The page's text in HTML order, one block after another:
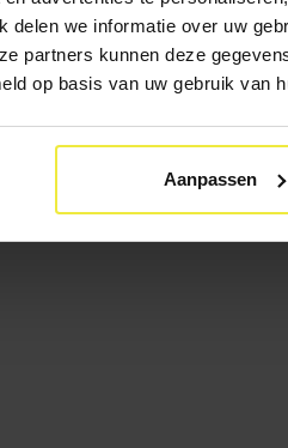
delen we informatie over uw
partners kunnen deze
op basis van uw gebruik van
Aanpassen
norm voor de inzet van
zestien uur per week
de effectiviteit van de